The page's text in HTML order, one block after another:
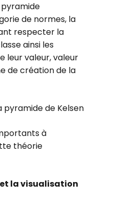
de normes, la
respecter la
ainsi les
leur valeur, valeur
de création de la
de Kelsen
à
théorie
la visualisation